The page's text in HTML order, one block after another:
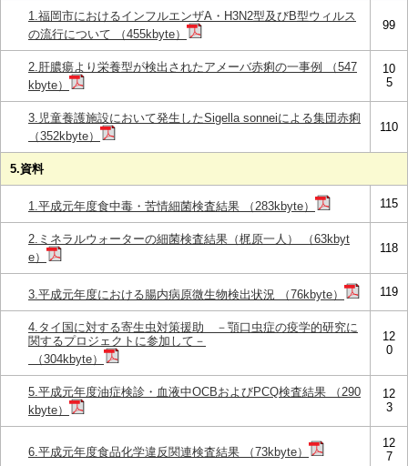
1.福岡市におけるインフルエンザA・H3N2型及びB型ウィルス
の流行について （455kbyte）
99
2.肝膿瘍より栄養型が検出されたアメーバ赤痢の一事例 （547
kbyte）
10
5
3.児童養護施設において発生したSigella sonneiによる集団赤痢
（352kbyte）
110
5.資料
1.平成元年度食中毒・苦情細菌検査結果 （283kbyte） 115
2.ミネラルウォーターの細菌検査結果（梶原一人） （63kbyt
e）
118
3.平成元年度における腸内病原微生物検出状況 （76kbyte） 119
4.タイ国に対する寄生虫対策援助 －顎口虫症の疫学的研究に
関するプロジェクトに参加して－
（304kbyte）
12
0
5.平成元年度油症検診・血液中OCBおよびPCQ検査結果 （290
kbyte）
12
3
6.平成元年度食品化学違反関連検査結果 （73kbyte）
12
7